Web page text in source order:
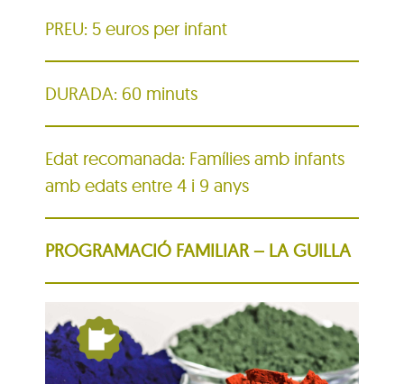
PREU: 5 euros per infant
DURADA: 60 minuts
Edat recomanada: Famílies amb infants
amb edats entre 4 i 9 anys
PROGRAMACIÓ FAMILIAR – LA GUILLA